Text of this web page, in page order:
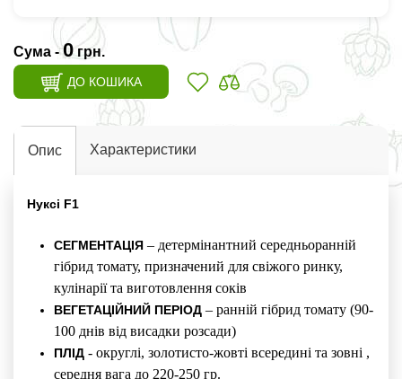
Сума -0 грн.
ДО КОШИКА
Опис Характеристики
Нуксі F1
СЕГМЕНТАЦІЯ – детермінантний середньоранній
гібрид томату, призначений для свіжого ринку,
кулінарії та виготовлення соків
ВЕГЕТАЦІЙНИЙ ПЕРІОД – ранній гібрид томату (90-
100 днів від висадки розсади)
ПЛІД - округлі, золотисто-жовті всередині та зовні ,
середня вага до 220-250 гр.